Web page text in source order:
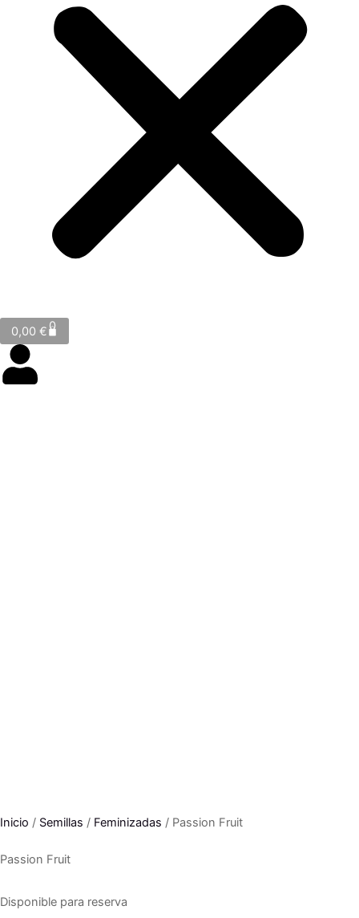
0,00 €0
Cart
Inicio / Semillas / Feminizadas / Passion Fruit
Passion Fruit
Disponible para reserva